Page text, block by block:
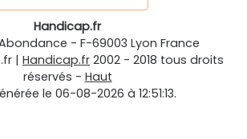
Handicap.fr
- F-69003 Lyon France
| Handicap.fr 2002 - 2018 tous droits
réservés - Haut
le 06-08-2026 à 12:51:13.